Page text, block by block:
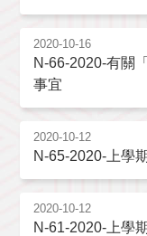
2020-10-16
N-66-2020-有關
事宜
2020-10-12
N-65-2020-上學
2020-10-12
N-61-2020-上學